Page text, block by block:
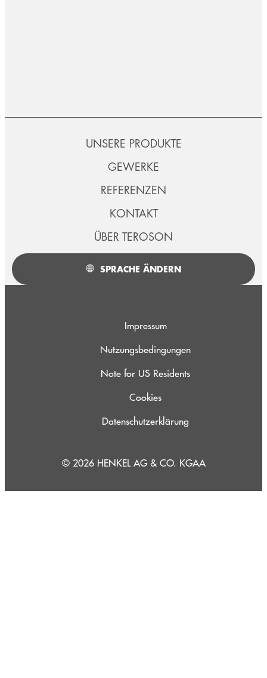
UNSERE PRODUKTE
GEWERKE
REFERENZEN
KONTAKT
ÜBER TEROSON
SPRACHE ÄNDERN
Impressum
Nutzungsbedingungen
Note for US Residents
Cookies
Datenschutzerklärung
© 2026 HENKEL AG & CO. KGAA